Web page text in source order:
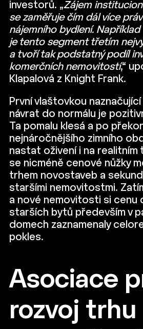
investorů. „Zájem
se zaměřuje čím dál více
nájemního bydlení. Například
je tento segment třetím
a tvoří tak podstatný podíl
komerčních nemovitostí,“
Klapalová z Knight Frank.
První vlaštovkou
návrat do normálu je
Ta pomalu klesá a po
nejnáročnějšího zimního
nastat oživení i na realitním
se nicméně cenové nůžky
trhem novostaveb a
staršími nemovitostmi.
a nové nemovitosti si cenu
starších bytů především v
domech zaznamenaly
pokles.
Asociace
rozvoj trhu